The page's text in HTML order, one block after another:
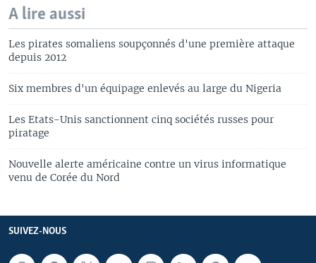
A lire aussi
Les pirates somaliens soupçonnés d'une première attaque
depuis 2012
Six membres d'un équipage enlevés au large du Nigeria
Les Etats-Unis sanctionnent cinq sociétés russes pour
piratage
Nouvelle alerte américaine contre un virus informatique
venu de Corée du Nord
SUIVEZ-NOUS